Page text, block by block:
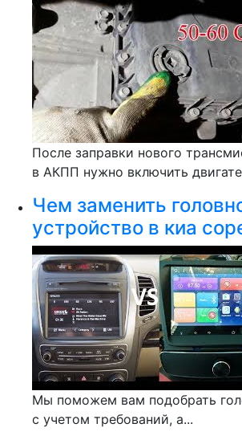
После заправки нового
в АКПП нужно включить
Чем заменить
устройство в киа
Мы поможем вам подобрать
с учетом требований, а...